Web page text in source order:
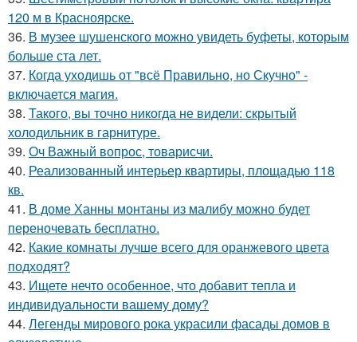
120 м в Красноярске.
36. В музее шушенского можно увидеть буфеты, которым
больше ста лет.
37. Когда уходишь от "всё Правильно, но Скучно" -
включается магия.
38. Такого, вы точно никогда не видели: скрытый
холодильник в гарнитуре.
39. Оч Важный вопрос, товарисчи.
40. Реализованный интерьер квартиры, площадью 118
кв.
41. В доме Ханны монтаны из малибу можно будет
переночевать бесплатно.
42. Какие комнаты лучше всего для оранжевого цвета
подходят?
43. Ищете нечто особенное, что добавит тепла и
индивидуальности вашему дому?
44. Легенды мирового рока украсили фасады домов в